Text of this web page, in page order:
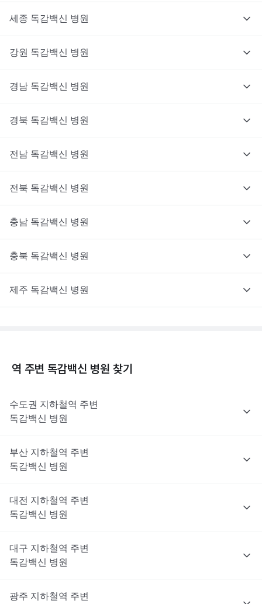
세종 독감백신 병원
강원 독감백신 병원
경남 독감백신 병원
경북 독감백신 병원
전남 독감백신 병원
전북 독감백신 병원
충남 독감백신 병원
충북 독감백신 병원
제주 독감백신 병원
역 주변 독감백신 병원 찾기
수도권 지하철역 주변
독감백신
병원
부산 지하철역 주변
독감백신
병원
대전 지하철역 주변
독감백신
병원
대구 지하철역 주변
독감백신
병원
광주 지하철역 주변